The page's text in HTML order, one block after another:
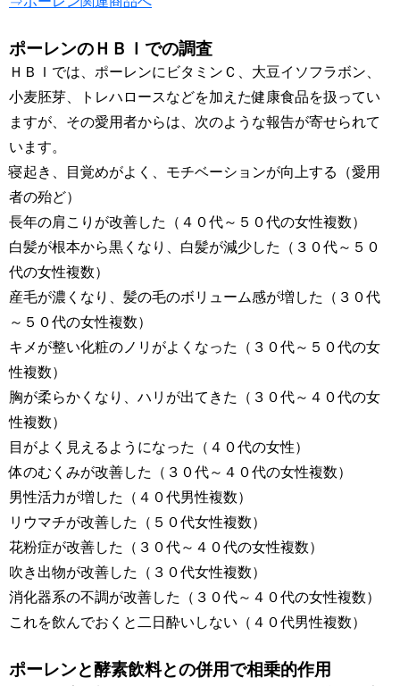
ポーレンのＨＢＩでの調査
ＨＢＩでは、ポーレンにビタミンＣ、大豆イソフラボン、
小麦胚芽、トレハロースなどを加えた健康食品を扱ってい
ますが、その愛用者からは、次のような報告が寄せられて
います。
寝起き、目覚めがよく、モチベーションが向上する（愛用
者の殆ど）
長年の肩こりが改善した（４０代～５０代の女性複数）
白髪が根本から黒くなり、白髪が減少した（３０代～５０
代の女性複数）
産毛が濃くなり、髪の毛のボリューム感が増した（３０代
～５０代の女性複数）
キメが整い化粧のノリがよくなった（３０代～５０代の女
性複数）
胸が柔らかくなり、ハリが出てきた（３０代～４０代の女
性複数）
目がよく見えるようになった（４０代の女性）
体のむくみが改善した（３０代～４０代の女性複数）
男性活力が増した（４０代男性複数）
リウマチが改善した（５０代女性複数）
花粉症が改善した（３０代～４０代の女性複数）
吹き出物が改善した（３０代女性複数）
消化器系の不調が改善した（３０代～４０代の女性複数）
これを飲んでおくと二日酔いしない（４０代男性複数）
ポーレンと酵素飲料との併用で相乗的作用